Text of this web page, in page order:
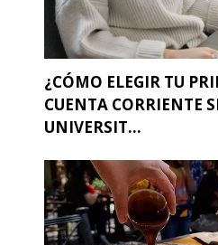
¿CÓMO ELEGIR TU
CUENTA CORRIENTE
UNIVERSIT...